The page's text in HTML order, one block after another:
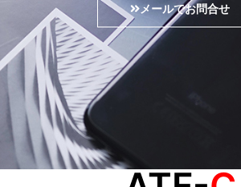
メールでお問合せ